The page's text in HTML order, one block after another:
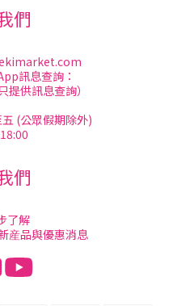
們
訊息查詢：
提供訊息查詢）
(公眾假期除外)
們
了解
産品與優惠消息